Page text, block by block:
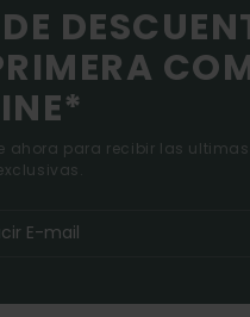
ahora para recibir las